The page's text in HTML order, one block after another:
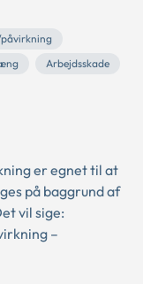
Arbejdsskade
er egnet til at
på baggrund af
vil sige:
–